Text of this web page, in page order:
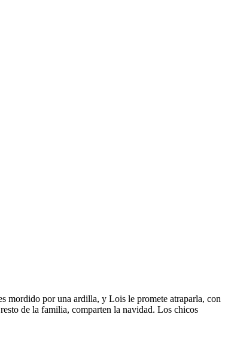
mordido por una ardilla, y Lois le promete atraparla, con
de la familia, comparten la navidad. Los chicos